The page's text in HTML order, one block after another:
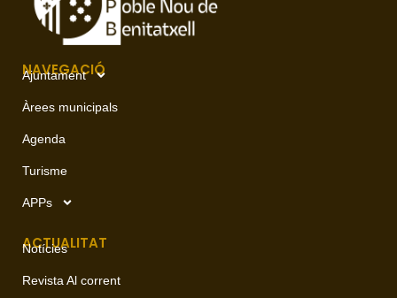
NAVEGACIÓ
Ajuntament
Àrees municipals
Agenda
Turisme
APPs
ACTUALITAT
Notícies
Revista Al corrent